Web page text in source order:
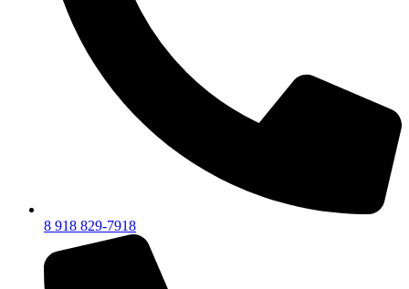
8 918 829-7918